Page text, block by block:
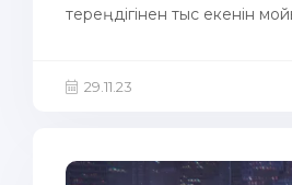
тереңдігінен тыс екенін
29.11.23